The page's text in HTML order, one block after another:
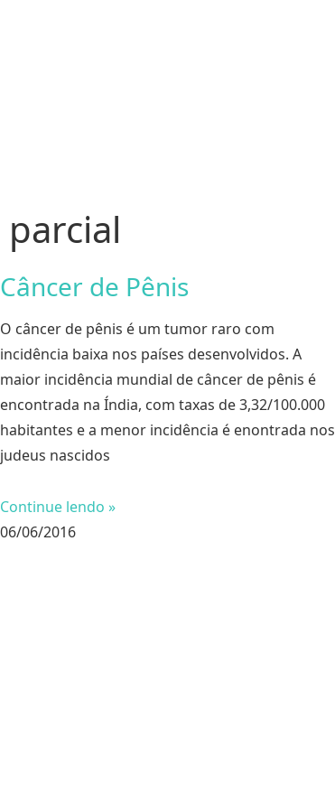
parcial
Câncer de Pênis
O câncer de pênis é um tumor raro com
incidência baixa nos países desenvolvidos. A
maior incidência mundial de câncer de pênis é
encontrada na Índia, com taxas de 3,32/100.000
habitantes e a menor incidência é enontrada nos
judeus nascidos
Continue lendo »
06/06/2016